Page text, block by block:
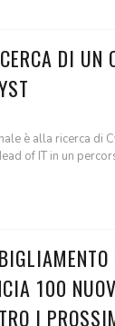
DI UN
è alla ricerca di
of IT in un
100
I